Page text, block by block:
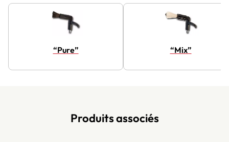
“Pure” “Mix”
Produits associés